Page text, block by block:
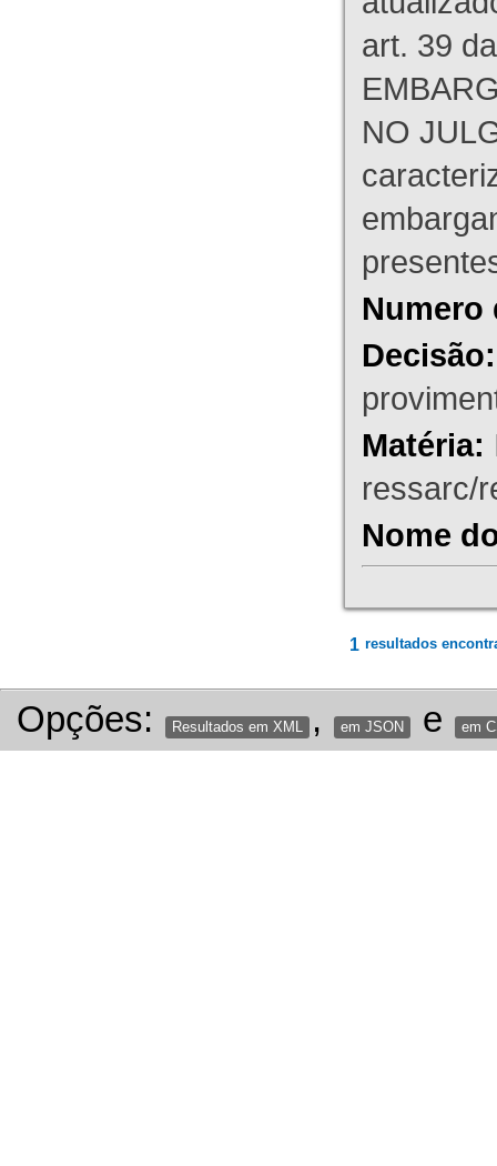
art. 39
NO
Numero
Decisão:
Matéria:
ressarc/
Nome
1 resultados
Opções: Resultados em XML , em JSON e em